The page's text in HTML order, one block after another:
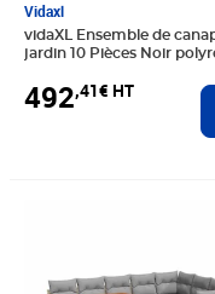
Vidaxl
vidaXL Ensemble de
jardin 10 Pièces Noir
492,41€ HT